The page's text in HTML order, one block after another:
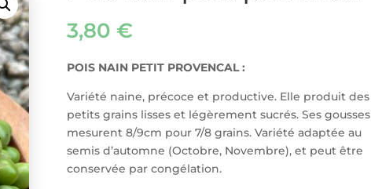
3,80 €
POIS NAIN PETIT PROVENCAL :
Variété naine, précoce et productive. Elle produit des
petits grains lisses et légèrement sucrés. Ses gousses
mesurent 8/9cm pour 7/8 grains. Variété adaptée au
semis d’automne (Octobre, Novembre), et peut être
conservée par congélation.